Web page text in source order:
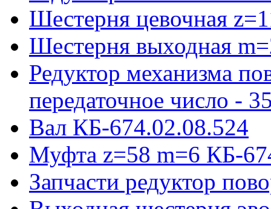
Шестерня цевочная
Шестерня выходная
Редуктор механизма
передаточное число -
Вал КБ-674.02.08.524
Муфта z=58 m=6 КБ-
Запчасти редуктор